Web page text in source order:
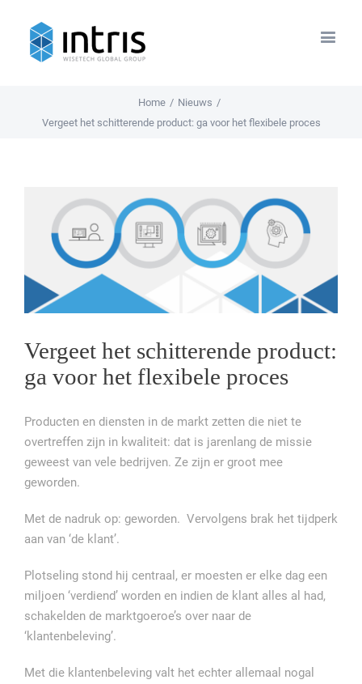
Home / Nieuws /
Vergeet het schitterende product: ga voor het flexibele proces
Larger
Image
Vergeet het schitterende product:
ga voor het flexibele proces
Producten en diensten in de markt zetten die niet te
overtreffen zijn in kwaliteit: dat is jarenlang de missie
geweest van vele bedrijven. Ze zijn er groot mee
geworden.
Met de nadruk op: geworden. Vervolgens brak het tijdperk
aan van ‘de klant’.
Plotseling stond hij centraal, er moesten er elke dag een
miljoen ‘verdiend’ worden en indien de klant alles al had,
schakelden de marktgoeroe’s over naar de
‘klantenbeleving’.
Met die klantenbeleving valt het echter allemaal nogal